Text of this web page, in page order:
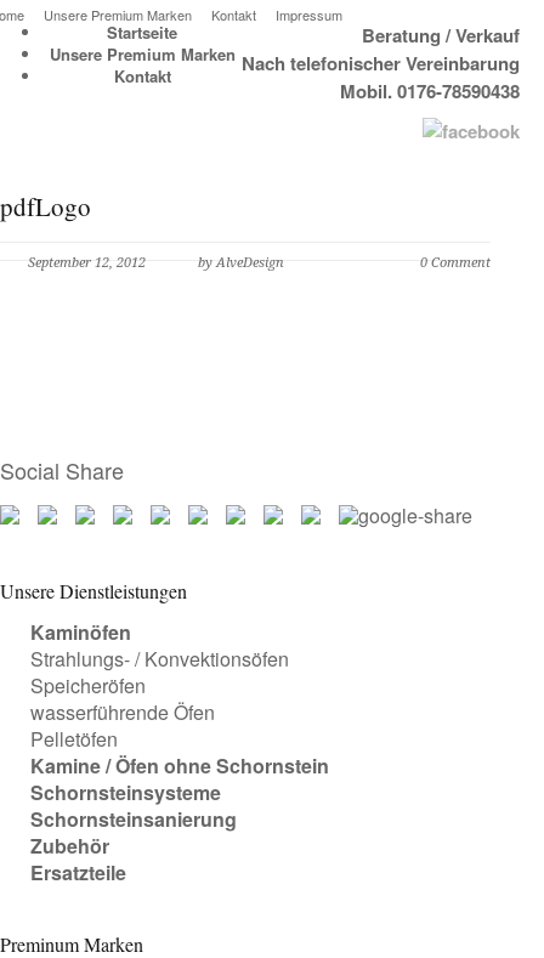
Unsere Premium Marken Kontakt Impressum
Beratung / Verkauf
Nach telefonischer Vereinbarung
Mobil. 0176-78590438
Startseite
Unsere Premium Marken
Kontakt
pdfLogo
September 12, 2012 by AlveDesign 0 Comment
Social Share
Unsere Dienstleistungen
Kaminöfen
Strahlungs- / Konvektionsöfen
Speicheröfen
wasserführende Öfen
Pelletöfen
Kamine / Öfen ohne Schornstein
Schornsteinsysteme
Schornsteinsanierung
Zubehör
Ersatzteile
Preminum Marken